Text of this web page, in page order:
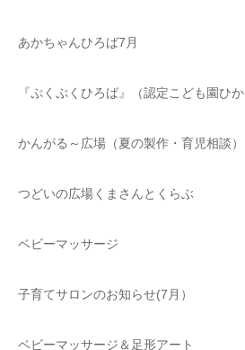
あかちゃんひろば7月
『ぷくぷくひろば』（認定こども園ひか
かんがる～広場（夏の製作・育児相談）
つどいの広場くまさんとくらぶ
ベビーマッサージ
子育てサロンのお知らせ(7月）
ベビーマッサージ＆足形アート